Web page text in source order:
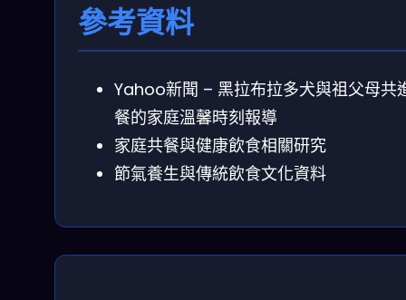
參考資料
Yahoo新聞 – 黑拉布拉多犬與祖父母共
餐的家庭溫馨時刻報導
家庭共餐與健康飲食相關研究
節氣養生與傳統飲食文化資料